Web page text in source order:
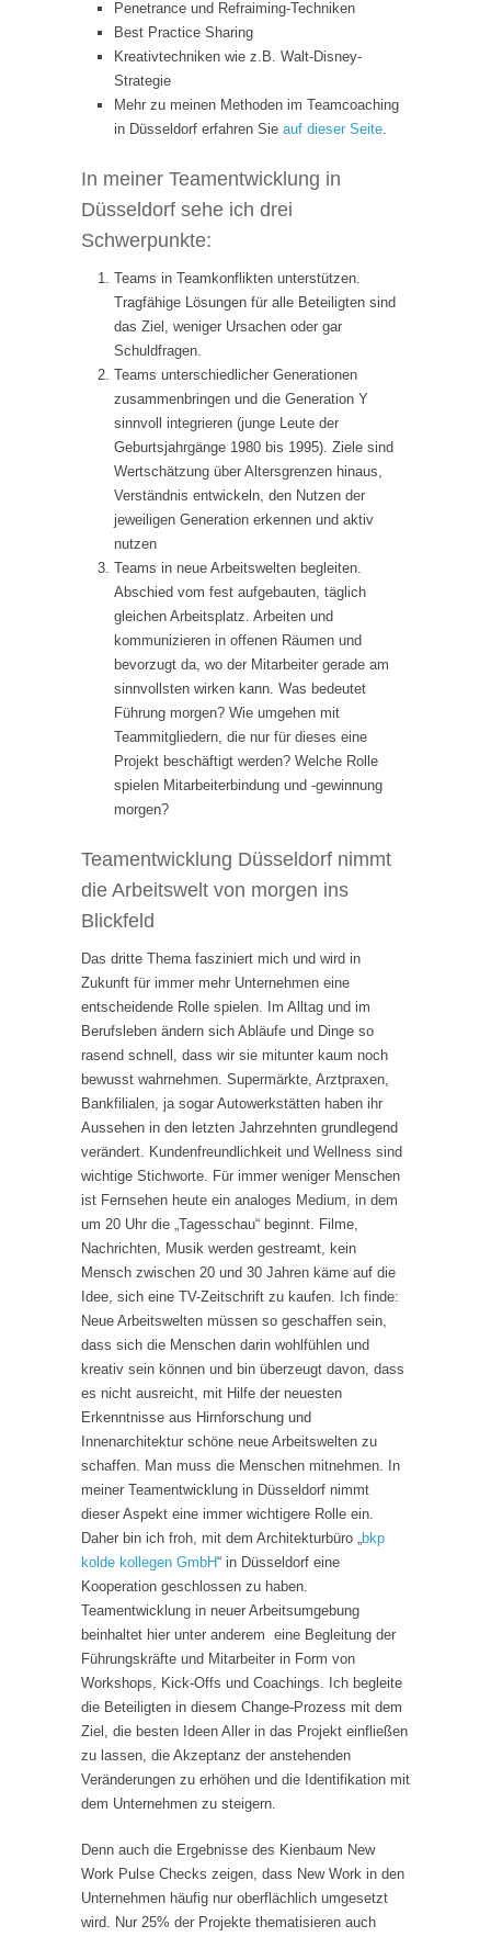
Penetrance und Refraiming-Techniken
Best Practice Sharing
Kreativtechniken wie z.B. Walt-Disney-
Strategie
Mehr zu meinen Methoden im Teamcoaching
in Düsseldorf erfahren Sie auf dieser Seite.
In meiner Teamentwicklung in
Düsseldorf sehe ich drei
Schwerpunkte:
Teams in Teamkonflikten unterstützen.
Tragfähige Lösungen für alle Beteiligten sind
das Ziel, weniger Ursachen oder gar
Schuldfragen.
Teams unterschiedlicher Generationen
zusammenbringen und die Generation Y
sinnvoll integrieren (junge Leute der
Geburtsjahrgänge 1980 bis 1995). Ziele sind
Wertschätzung über Altersgrenzen hinaus,
Verständnis entwickeln, den Nutzen der
jeweiligen Generation erkennen und aktiv
nutzen
Teams in neue Arbeitswelten begleiten.
Abschied vom fest aufgebauten, täglich
gleichen Arbeitsplatz. Arbeiten und
kommunizieren in offenen Räumen und
bevorzugt da, wo der Mitarbeiter gerade am
sinnvollsten wirken kann. Was bedeutet
Führung morgen? Wie umgehen mit
Teammitgliedern, die nur für dieses eine
Projekt beschäftigt werden? Welche Rolle
spielen Mitarbeiterbindung und -gewinnung
morgen?
Teamentwicklung Düsseldorf nimmt
die Arbeitswelt von morgen ins
Blickfeld
Das dritte Thema fasziniert mich und wird in
Zukunft für immer mehr Unternehmen eine
entscheidende Rolle spielen. Im Alltag und im
Berufsleben ändern sich Abläufe und Dinge so
rasend schnell, dass wir sie mitunter kaum noch
bewusst wahrnehmen. Supermärkte, Arztpraxen,
Bankfilialen, ja sogar Autowerkstätten haben ihr
Aussehen in den letzten Jahrzehnten grundlegend
verändert. Kundenfreundlichkeit und Wellness sind
wichtige Stichworte. Für immer weniger Menschen
ist Fernsehen heute ein analoges Medium, in dem
um 20 Uhr die „Tagesschau“ beginnt. Filme,
Nachrichten, Musik werden gestreamt, kein
Mensch zwischen 20 und 30 Jahren käme auf die
Idee, sich eine TV-Zeitschrift zu kaufen. Ich finde:
Neue Arbeitswelten müssen so geschaffen sein,
dass sich die Menschen darin wohlfühlen und
kreativ sein können und bin überzeugt davon, dass
es nicht ausreicht, mit Hilfe der neuesten
Erkenntnisse aus Hirnforschung und
Innenarchitektur schöne neue Arbeitswelten zu
schaffen. Man muss die Menschen mitnehmen. In
meiner Teamentwicklung in Düsseldorf nimmt
dieser Aspekt eine immer wichtigere Rolle ein.
Daher bin ich froh, mit dem Architekturbüro „bkp
kolde kollegen GmbH“ in Düsseldorf eine
Kooperation geschlossen zu haben.
Teamentwicklung in neuer Arbeitsumgebung
beinhaltet hier unter anderem eine Begleitung der
Führungskräfte und Mitarbeiter in Form von
Workshops, Kick-Offs und Coachings. Ich begleite
die Beteiligten in diesem Change-Prozess mit dem
Ziel, die besten Ideen Aller in das Projekt einfließen
zu lassen, die Akzeptanz der anstehenden
Veränderungen zu erhöhen und die Identifikation mit
dem Unternehmen zu steigern.
Denn auch die Ergebnisse des Kienbaum New
Work Pulse Checks zeigen, dass New Work in den
Unternehmen häufig nur oberflächlich umgesetzt
wird. Nur 25% der Projekte thematisieren auch